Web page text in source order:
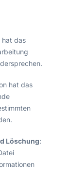
hat das
hat das
Löschung: